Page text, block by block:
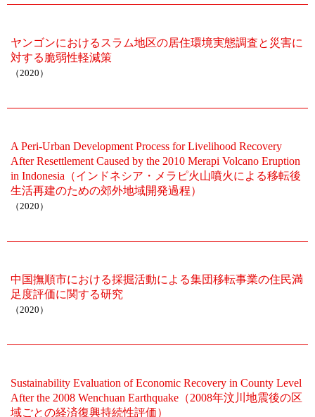
ヤンゴンにおけるスラム地区の居住環境実態調査と災害に
対する脆弱性軽減策
（2020）
A Peri-Urban Development Process for Livelihood Recovery
After Resettlement Caused by the 2010 Merapi Volcano Eruption
in Indonesia（インドネシア・メラピ火山噴火による移転後
生活再建のための郊外地域開発過程）
（2020）
中国撫順市における採掘活動による集団移転事業の住民満
足度評価に関する研究
（2020）
Sustainability Evaluation of Economic Recovery in County Level
After the 2008 Wenchuan Earthquake（2008年汶川地震後の区
域ごとの経済復興持続性評価）